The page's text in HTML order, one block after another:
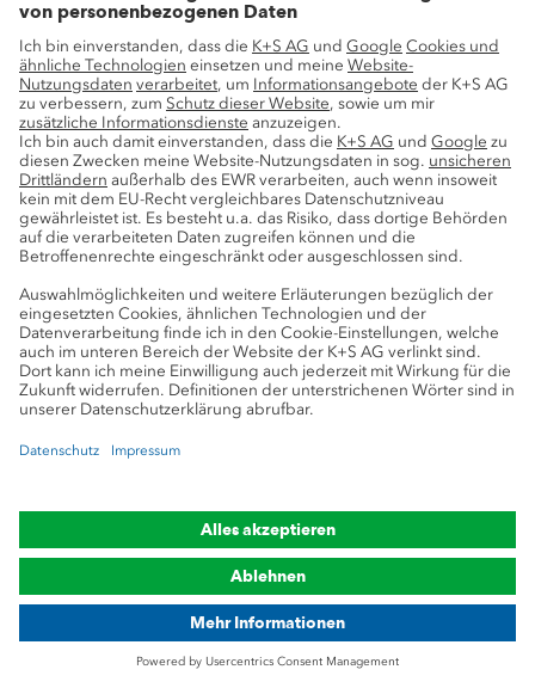
Mit Produktionen in Europa und Nordamerika sowie
großem Vertriebsnetz versorgen wir
Kunden weltweit.
Standorte
mit unseren Produkten und der
Erfahrung aus 130 Jahren Geschichte.
K+S-Websites